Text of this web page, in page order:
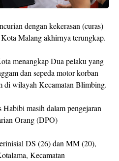
dengan kekerasan (curas)
Malang akhirnya terungkap.
menangkap Dua pelaku yang
dan sepeda motor korban
di wilayah Kecamatan Blimbing.
Habibi masih dalam pengejaran
Orang (DPO)
DS (26) dan MM (20),
Kecamatan